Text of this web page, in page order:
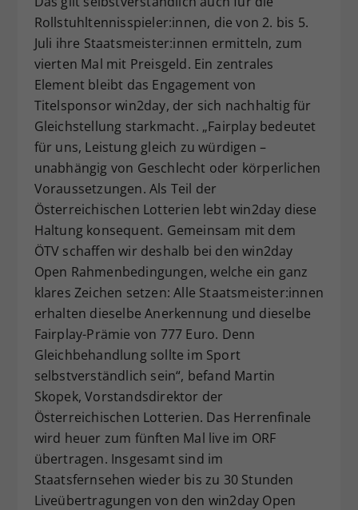
Rollstuhltennisspieler:innen, die von 2. bis 5.
Juli ihre Staatsmeister:innen ermitteln, zum
vierten Mal mit Preisgeld. Ein zentrales
Element bleibt das Engagement von
Titelsponsor win2day, der sich nachhaltig für
Gleichstellung starkmacht. „Fairplay bedeutet
für uns, Leistung gleich zu würdigen –
unabhängig von Geschlecht oder körperlichen
Voraussetzungen. Als Teil der
Österreichischen Lotterien lebt win2day diese
Haltung konsequent. Gemeinsam mit dem
ÖTV schaffen wir deshalb bei den win2day
Open Rahmenbedingungen, welche ein ganz
klares Zeichen setzen: Alle Staatsmeister:innen
erhalten dieselbe Anerkennung und dieselbe
Fairplay-Prämie von 777 Euro. Denn
Gleichbehandlung sollte im Sport
selbstverständlich sein“, befand Martin
Skopek, Vorstandsdirektor der
Österreichischen Lotterien. Das Herrenfinale
wird heuer zum fünften Mal live im ORF
übertragen. Insgesamt sind im
Staatsfernsehen wieder bis zu 30 Stunden
Liveübertragungen von den win2day Open